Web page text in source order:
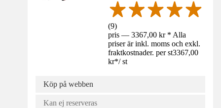
(9)
pris — 3367,00 kr * Alla
priser är inkl. moms och exkl.
fraktkostnader. per st3367,00
kr*/ st
Köp på webben
Kan ej reserveras